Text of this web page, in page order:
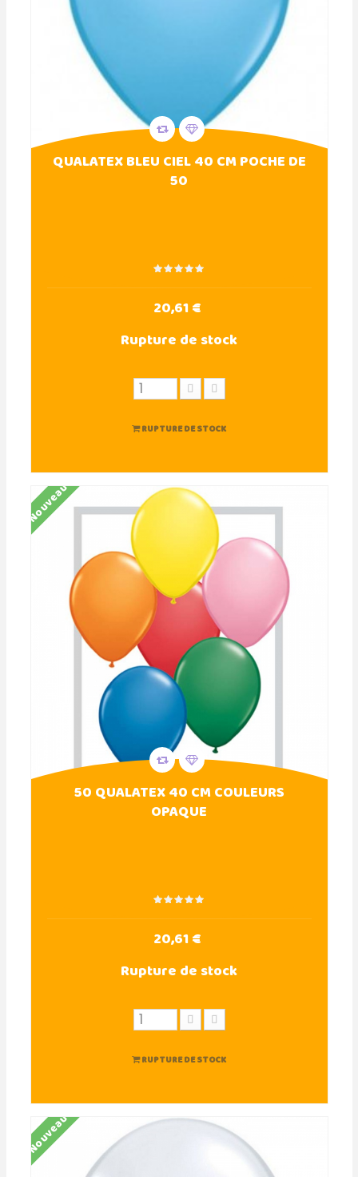
QUALATEX BLEU CIEL 40 CM POCHE DE
50
20,61 €
Rupture de stock
RUPTURE DE STOCK
Nouveau
50 QUALATEX 40 CM COULEURS
OPAQUE
20,61 €
Rupture de stock
RUPTURE DE STOCK
Nouveau